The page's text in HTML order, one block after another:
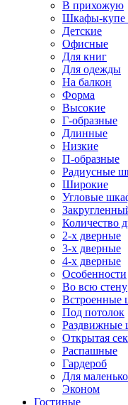
В прихожую
Шкафы-купе
Детские
Офисные
Для книг
Для одежды
На балкон
Форма
Высокие
Г-образные
Длинные
Низкие
П-образные
Радиусные
Широкие
Угловые
Количество
2-х дверные
3-х дверные
4-х дверные
Особенности
Во всю стену
Встроенные
Под потолок
Раздвижные
Открытая
Распашные
Гардероб
Для
Эконом
Гостиные